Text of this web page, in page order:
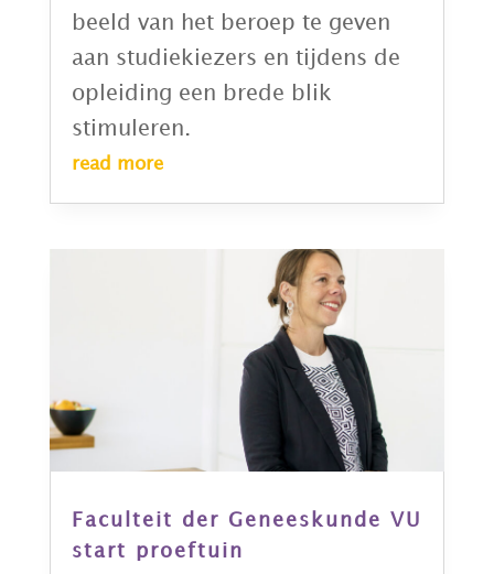
beeld van het beroep te geven
aan studiekiezers en tijdens de
opleiding een brede blik
stimuleren.
read more
Faculteit der Geneeskunde VU
start proeftuin